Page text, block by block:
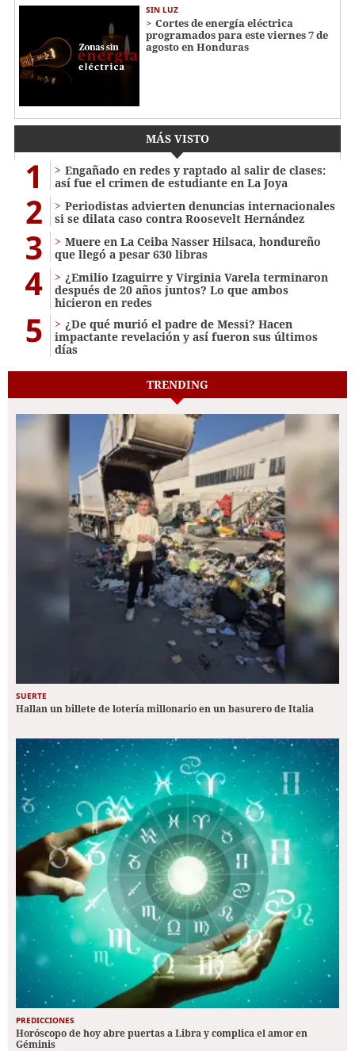
SIN LUZ
Cortes de energía eléctrica
programados para este viernes 7 de
agosto en Honduras
MÁS VISTO
1
Engañado en redes y raptado al salir de clases:
así fue el crimen de estudiante en La Joya
2
Periodistas advierten denuncias internacionales
si se dilata caso contra Roosevelt Hernández
3
Muere en La Ceiba Nasser Hilsaca, hondureño
que llegó a pesar 630 libras
4
¿Emilio Izaguirre y Virginia Varela terminaron
después de 20 años juntos? Lo que ambos
hicieron en redes
5
¿De qué murió el padre de Messi? Hacen
impactante revelación y así fueron sus últimos
días
TRENDING
SUERTE
Hallan un billete de lotería millonario en un basurero de Italia
PREDICCIONES
Horóscopo de hoy abre puertas a Libra y complica el amor en
Géminis